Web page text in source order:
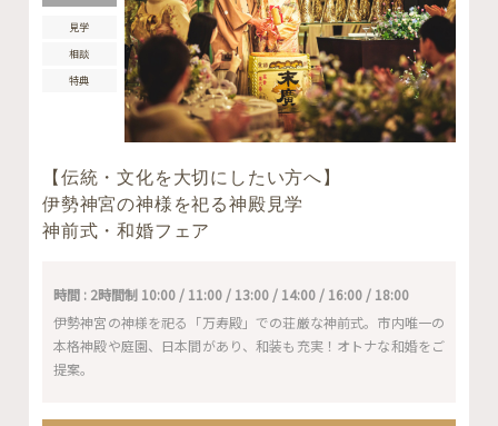
見学
相談
特典
【伝統・文化を大切にしたい方へ】
伊勢神宮の神様を祀る神殿見学
神前式・和婚フェア
時間 : 2時間制 10:00 / 11:00 / 13:00 / 14:00 / 16:00 / 18:00
伊勢神宮の神様を祀る「万寿殿」での荘厳な神前式。市内唯一の
本格神殿や庭園、日本間があり、和装も充実！オトナな和婚をご
提案。